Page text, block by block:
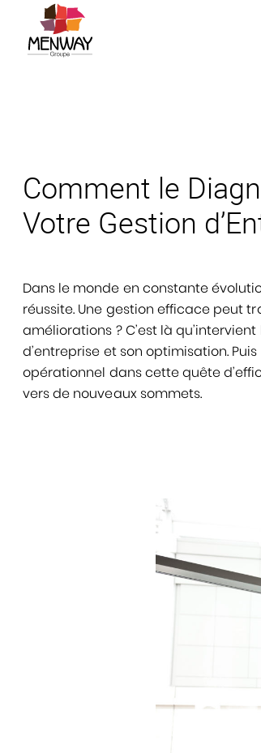
Comment le
Votre Gestion
Dans le monde en constante
réussite. Une gestion efficace peut
améliorations ? C’est là
d’entreprise et son optimisation.
opérationnel dans cette quête
vers de nouveaux sommets.